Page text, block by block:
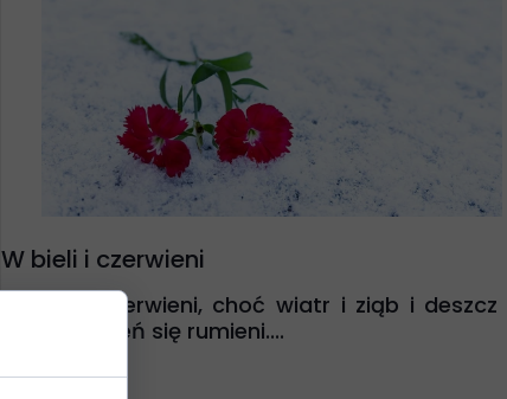
W bieli i czerwieni
W bieli i czerwieni, choć wiatr i ziąb i deszcz
plucha, jesień się rumieni....